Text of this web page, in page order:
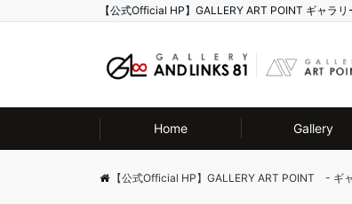
【公式Official HP】GALLERY ART POINT ギャ
Home Gallery
【公式Official HP】GALLERY ART POINT - ギ